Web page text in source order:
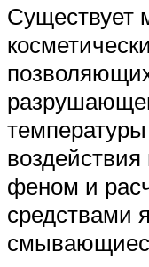
Существует
феном и
средствами